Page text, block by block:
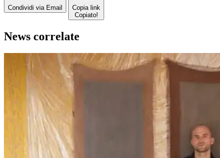
Condividi via Email
Copia link
Copiato!
News correlate